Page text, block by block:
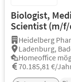
Biologist,
Scientist (m/
Heidelberg
Ladenburg,
Homeoffice
70.185,81 €/